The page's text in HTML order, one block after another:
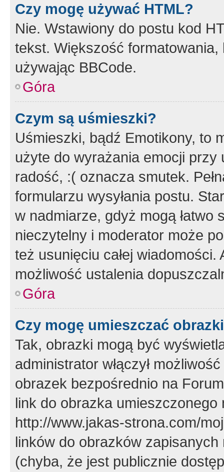
Czy mogę używać HTML?
Nie. Wstawiony do postu kod
tekst. Większość
używając BBCode.
Góra
Czym są uśmieszki?
Uśmieszki, bądź Emotikony, to
użyte do wyrażania emocji
radość, :( oznacza smutek.
formularzu wysyłania postu.
w nadmiarze, gdyż mogą
nieczytelny i moderator może
też usunięciu całej
możliwość ustalenia
Góra
Czy mogę umieszczać
Tak, obrazki mogą być
administrator włączył
obrazek bezpośrednio na
link do obrazka
http://www.jakas-strona.com/
linków do obrazków
(chyba, że jest publicznie